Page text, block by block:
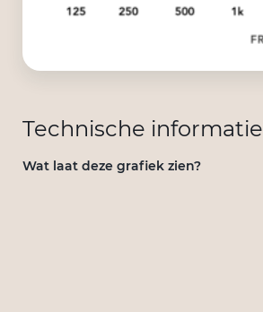
Technische informatie
Wat laat deze grafiek zien?